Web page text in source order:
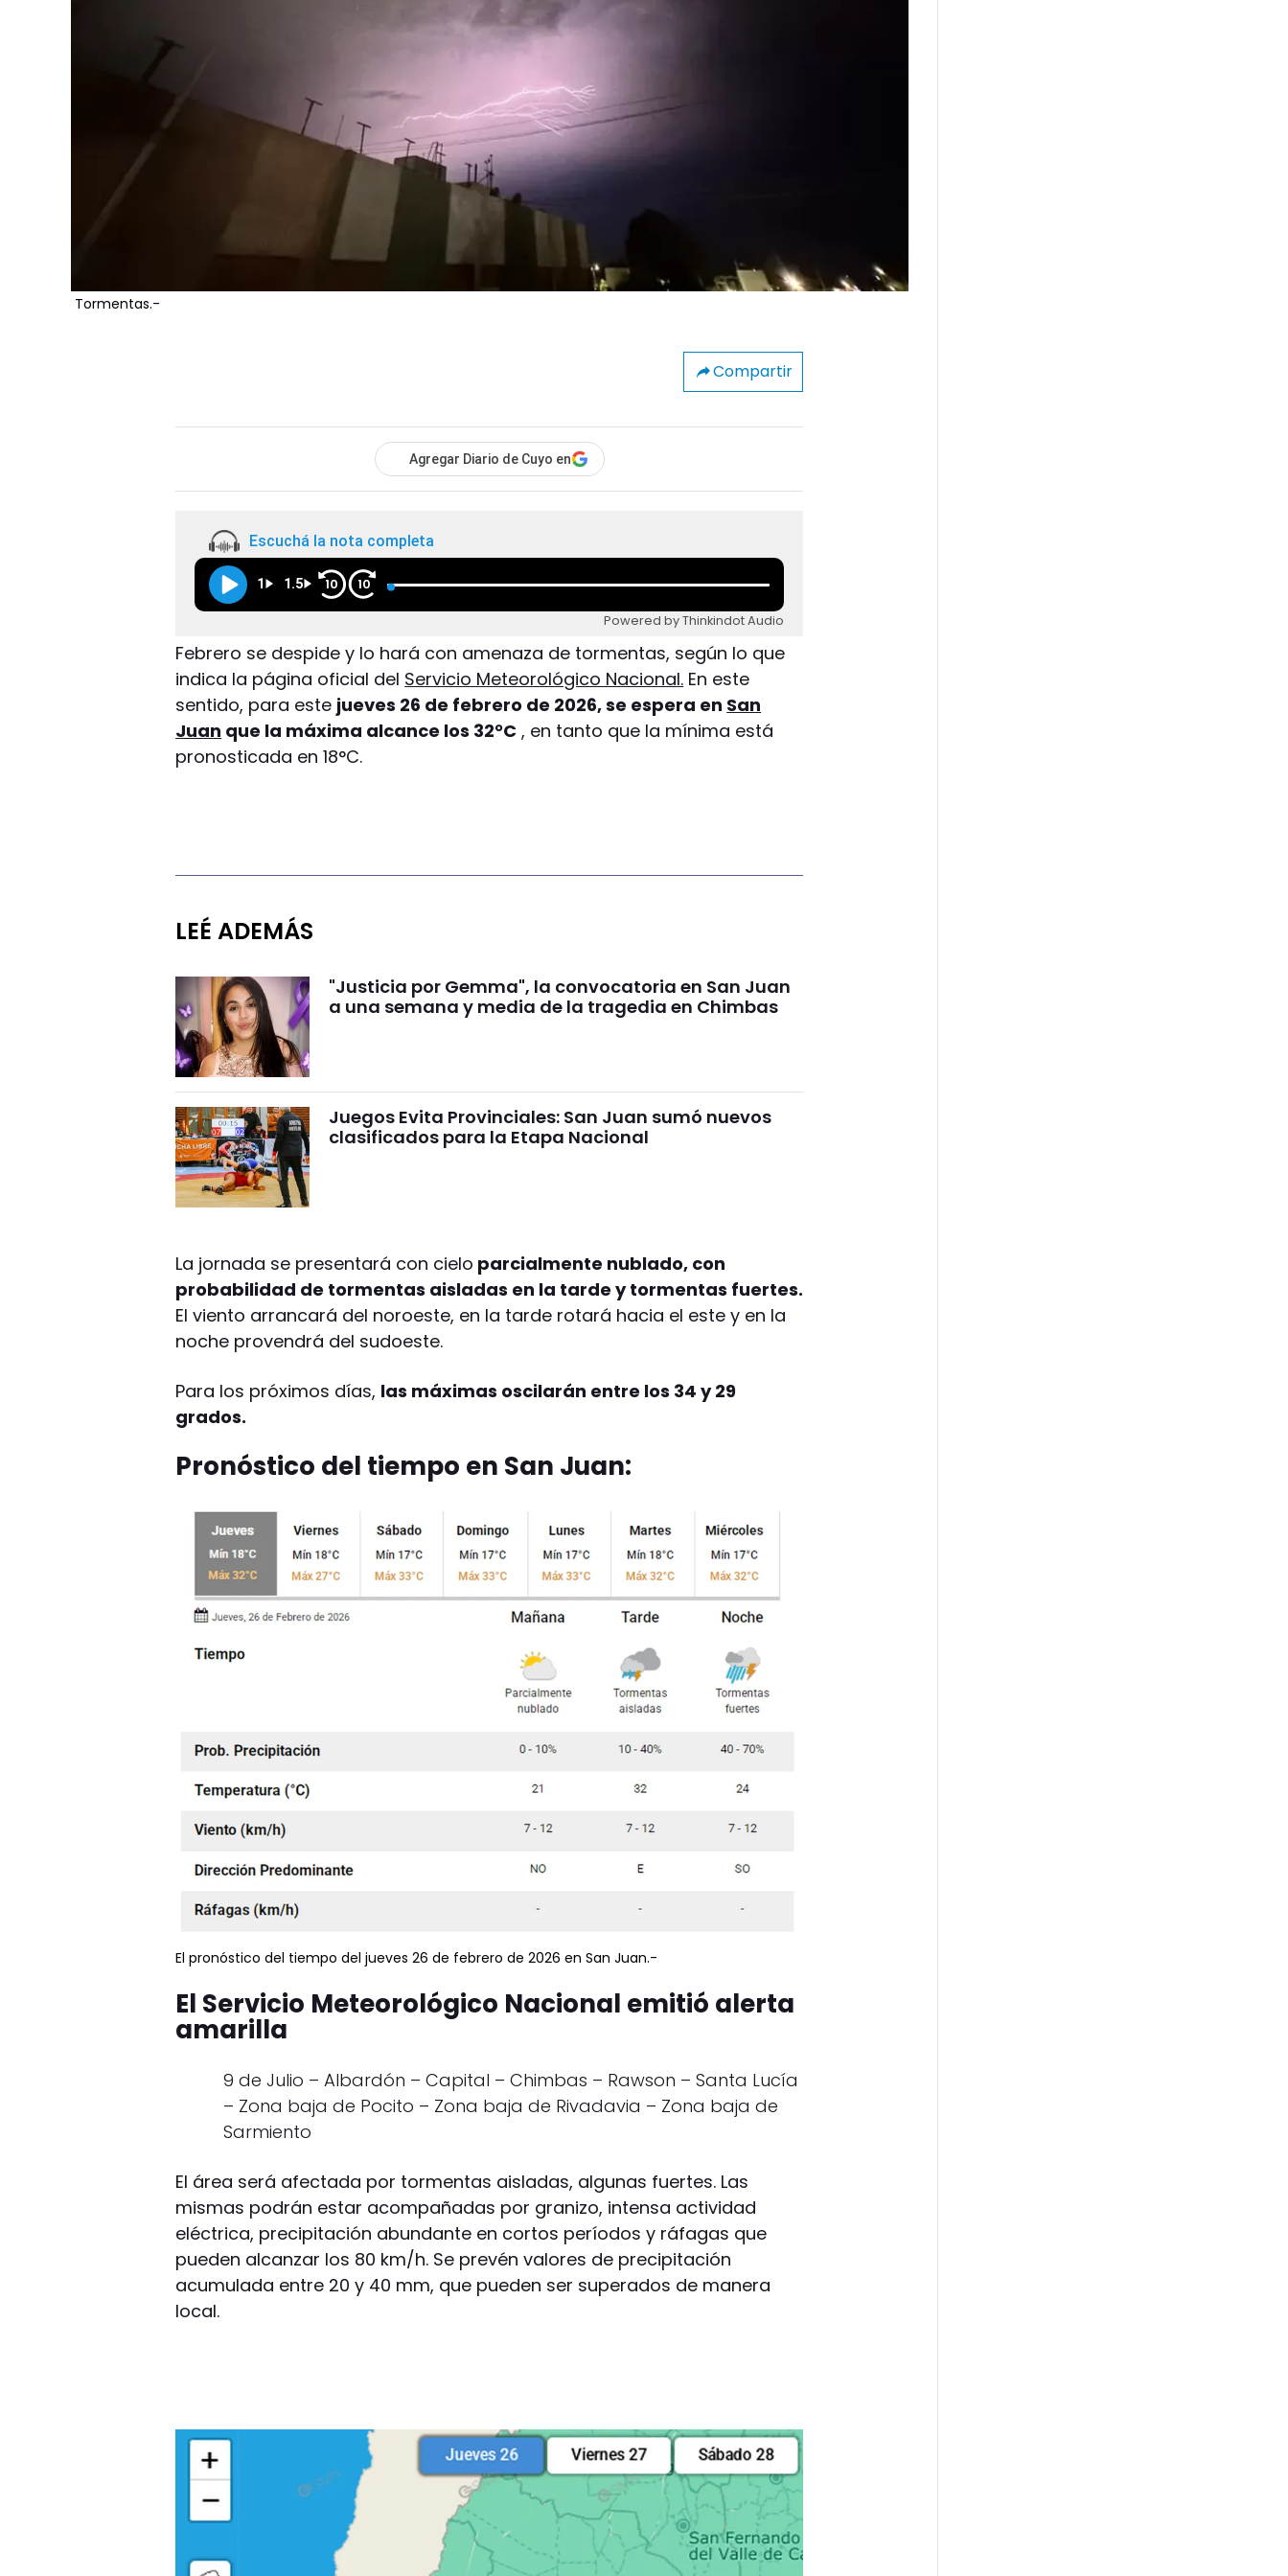
Tormentas.-
Compartir
Agregar Diario de Cuyo en
Escuchá la nota completa
1 1.5 10 10
Powered by Thinkindot Audio
Febrero se despide y lo hará con amenaza de tormentas, según lo que
indica la página oficial del Servicio Meteorológico Nacional. En este
sentido, para este jueves 26 de febrero de 2026, se espera en San
Juan que la máxima alcance los 32°C , en tanto que la mínima está
pronosticada en 18°C.
LEÉ ADEMÁS
"Justicia por Gemma", la convocatoria en San Juan
a una semana y media de la tragedia en Chimbas
Juegos Evita Provinciales: San Juan sumó nuevos
clasificados para la Etapa Nacional
La jornada se presentará con cielo parcialmente nublado, con
probabilidad de tormentas aisladas en la tarde y tormentas fuertes.
El viento arrancará del noroeste, en la tarde rotará hacia el este y en la
noche provendrá del sudoeste.
Para los próximos días, las máximas oscilarán entre los 34 y 29
grados.
Pronóstico del tiempo en San Juan:
El pronóstico del tiempo del jueves 26 de febrero de 2026 en San Juan.-
El Servicio Meteorológico Nacional emitió alerta
amarilla
9 de Julio – Albardón – Capital – Chimbas – Rawson – Santa Lucía
– Zona baja de Pocito – Zona baja de Rivadavia – Zona baja de
Sarmiento
El área será afectada por tormentas aisladas, algunas fuertes. Las
mismas podrán estar acompañadas por granizo, intensa actividad
eléctrica, precipitación abundante en cortos períodos y ráfagas que
pueden alcanzar los 80 km/h. Se prevén valores de precipitación
acumulada entre 20 y 40 mm, que pueden ser superados de manera
local.